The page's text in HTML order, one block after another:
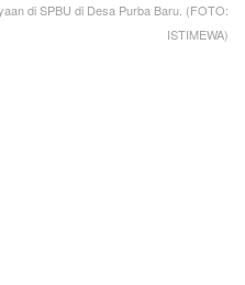
di SPBU di Desa Purba Baru. (FOTO:
ISTIMEWA)